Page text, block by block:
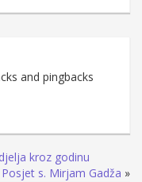
and pingbacks
kroz godinu
Posjet s. Mirjam Gadža »